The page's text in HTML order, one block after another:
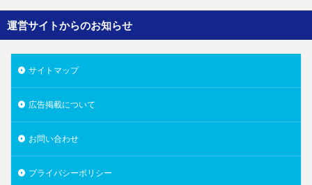
運営サイトからのお知らせ
サイトマップ
広告掲載について
お問い合わせ
プライバシーポリシー